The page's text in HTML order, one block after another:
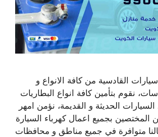
القادسية من كافة الانواع و
نقوم بتأمين كافة انواع البطاريات
الحديثة و القديمة، نؤمن امهر
المختصين بجميع اعمال كهرباء السيارة
متوافرة في جميع مناطق و محافظات